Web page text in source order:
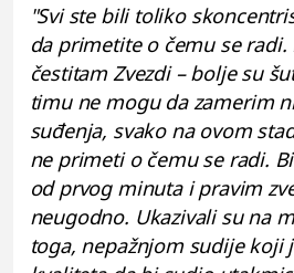
"Svi ste bili toliko
da primetite o čemu se radi.
čestitam Zvezdi – bolje su
timu ne mogu da zamerim
suđenja, svako na ovom
ne primeti o čemu se radi.
od prvog minuta i pravim
neugodno. Ukazivali su na
toga, nepažnjom sudije koji